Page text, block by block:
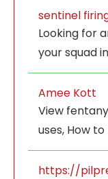
sentinel
Looking for
your squad
Amee Kott
View
uses, How
https://